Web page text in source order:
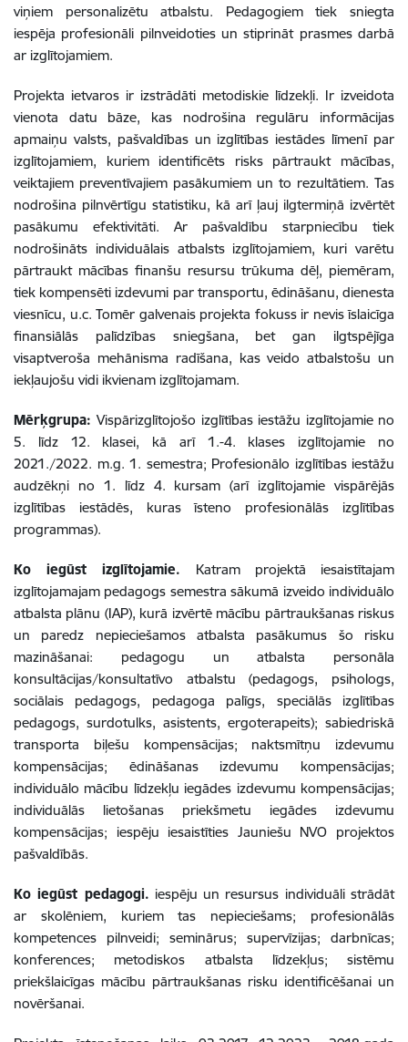
viņiem personalizētu atbalstu. Pedagogiem tiek sniegta
iespēja profesionāli pilnveidoties un stiprināt prasmes darbā
ar izglītojamiem.
Projekta ietvaros ir izstrādāti metodiskie līdzekļi. Ir izveidota
vienota datu bāze, kas nodrošina regulāru informācijas
apmaiņu valsts, pašvaldības un izglītības iestādes līmenī par
izglītojamiem, kuriem identificēts risks pārtraukt mācības,
veiktajiem preventīvajiem pasākumiem un to rezultātiem. Tas
nodrošina pilnvērtīgu statistiku, kā arī ļauj ilgtermiņā izvērtēt
pasākumu efektivitāti. Ar pašvaldību starpniecību tiek
nodrošināts individuālais atbalsts izglītojamiem, kuri varētu
pārtraukt mācības finanšu resursu trūkuma dēļ, piemēram,
tiek kompensēti izdevumi par transportu, ēdināšanu, dienesta
viesnīcu, u.c. Tomēr galvenais projekta fokuss ir nevis īslaicīga
finansiālās palīdzības sniegšana, bet gan ilgtspējīga
visaptveroša mehānisma radīšana, kas veido atbalstošu un
iekļaujošu vidi ikvienam izglītojamam.
Mērķgrupa:Vispārizglītojošo izglītības iestāžu izglītojamie no
5. līdz 12. klasei, kā arī 1.-4. klases izglītojamie no
2021./2022. m.g. 1. semestra; Profesionālo izglītības iestāžu
audzēkņi no 1. līdz 4. kursam (arī izglītojamie vispārējās
izglītības iestādēs, kuras īsteno profesionālās izglītības
programmas).
Ko iegūst izglītojamie. Katram projektā iesaistītajam
izglītojamajam pedagogs semestra sākumā izveido individuālo
atbalsta plānu (IAP), kurā izvērtē mācību pārtraukšanas riskus
un paredz nepieciešamos atbalsta pasākumus šo risku
mazināšanai: pedagogu un atbalsta personāla
konsultācijas/konsultatīvo atbalstu (pedagogs, psihologs,
sociālais pedagogs, pedagoga palīgs, speciālās izglītības
pedagogs, surdotulks, asistents, ergoterapeits); sabiedriskā
transporta biļešu kompensācijas; naktsmītņu izdevumu
kompensācijas; ēdināšanas izdevumu kompensācijas;
individuālo mācību līdzekļu iegādes izdevumu kompensācijas;
individuālās lietošanas priekšmetu iegādes izdevumu
kompensācijas; iespēju iesaistīties Jauniešu NVO projektos
pašvaldībās.
Ko iegūst pedagogi. iespēju un resursus individuāli strādāt
ar skolēniem, kuriem tas nepieciešams; profesionālās
kompetences pilnveidi; seminārus; supervīzijas; darbnīcas;
konferences; metodiskos atbalsta līdzekļus; sistēmu
priekšlaicīgas mācību pārtraukšanas risku identificēšanai un
novēršanai.